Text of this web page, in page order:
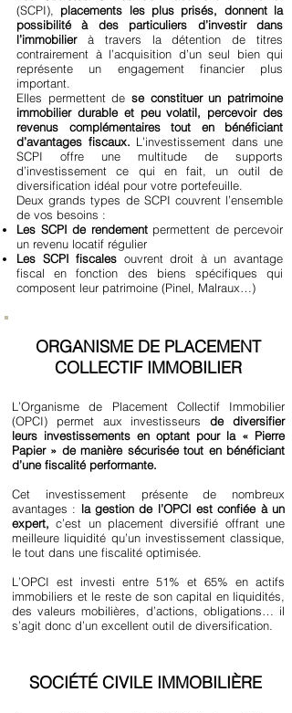
(SCPI), placements les plus prisés, donnent la
possibilité à des particuliers d’investir dans
l’immobilierà travers la détention de titres
contrairement à l’acquisition d’un seul bien qui
représente un engagement financier plus
important.
Elles permettent de se constituer un patrimoine
immobilier durable et peu volatil, percevoir des
revenus complémentaires tout en bénéficiant
d’avantages fiscaux. L’investissement dans une
SCPI offre une multitude de supports
d’investissement ce qui en fait, un outil de
diversification idéal pour votre portefeuille.
Deux grands types de SCPI couvrent l’ensemble
de vos besoins :
Les SCPI de rendementpermettent de percevoir
un revenu locatif régulier
Les SCPI fiscales ouvrent droit à un avantage
fiscal en fonction des biens spécifiques qui
composent leur patrimoine (Pinel, Malraux…)
ORGANISME DE PLACEMENT
COLLECTIF IMMOBILIER
L’Organisme de Placement Collectif Immobilier
(OPCI) permet aux investisseursde diversifier
leurs investissements en optant pour la « Pierre
Papier » de manière sécurisée tout en bénéficiant
d’une fiscalité performante.
Cet investissement présente de nombreux
avantages : la gestion de l’OPCI est confiée à un
expert, c’est un placement diversifié offrant une
meilleure liquidité qu’un investissement classique,
le tout dans une fiscalité optimisée.
L’OPCI est investi entre 51% et 65% en actifs
immobiliers et le reste de son capital en liquidités,
des valeurs mobilières, d’actions, obligations… il
s’agit donc d’un excellent outil de diversification.
SOCIÉTÉ CIVILE IMMOBILIÈRE